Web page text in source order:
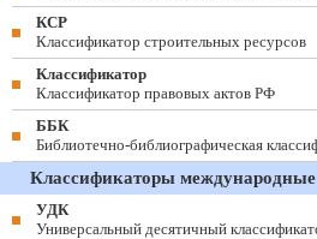
КСР
Классификатор строительных ресурсов
Классификатор
Классификатор правовых актов РФ
ББК
Библиотечно-библиографическая
Классификаторы международные
УДК
Универсальный десятичный